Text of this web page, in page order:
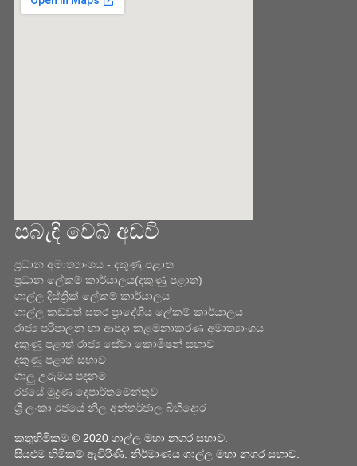
ota javascript käyttöön.
සබැඳි වෙබ් අඩවි
ප්‍රධාන අමාත්‍යාංශය - දකුණු පළාත
ප්‍රධාන ලේකම් කාර්යාලය(දකුණු පළාත)
ගාල්ල දිස්ත්‍රික් ලේකම් කාර්යාලය
ගාල්ල කඩවත් සතර ප්‍රාදේශීය ලේකම් කාර්යාලය
රාජ්‍ය පරිපාලන හා ආපදා කළමනාකරණ අමාත්‍යාංශය
දකුණු පළාත් රාජ්‍ය සේවා කොමිෂන් සභාව
දකුණු පළාත් සභාව
ගාලු උරුමය පදනම
රජයේ මුද්‍රණ දෙපාර්තමේන්තුව
ශ්‍රී ලංකා රජයේ නිල අන්තර්ජාල බිහිදොර
කතුහිමිකම © 2020 ගාල්ල මහා නගර සභාව.
සියළුම හිමිකම් ඇවිරිණි. නිර්මාණය ගාල්ල මහා නගර සභාව.